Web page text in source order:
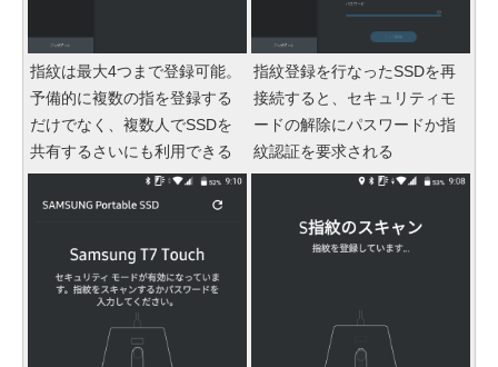
指紋は最大4つまで登録可能。
予備的に複数の指を登録する
だけでなく、複数人でSSDを
共有するさいにも利用できる
指紋登録を行なったSSDを再
接続すると、セキュリティモ
ードの解除にパスワードか指
紋認証を要求される